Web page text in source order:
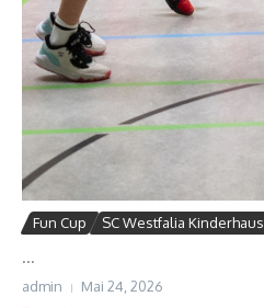
Fun Cup SC Westfalia Kinderhaus
...
admin Mai 24, 2026